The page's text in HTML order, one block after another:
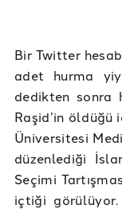
Bir Twitter
adet hurma
dedikten sonra
Raşid’in öldüğü
Üniversitesi
düzenlediği
Seçimi
içtiği görülüyor.